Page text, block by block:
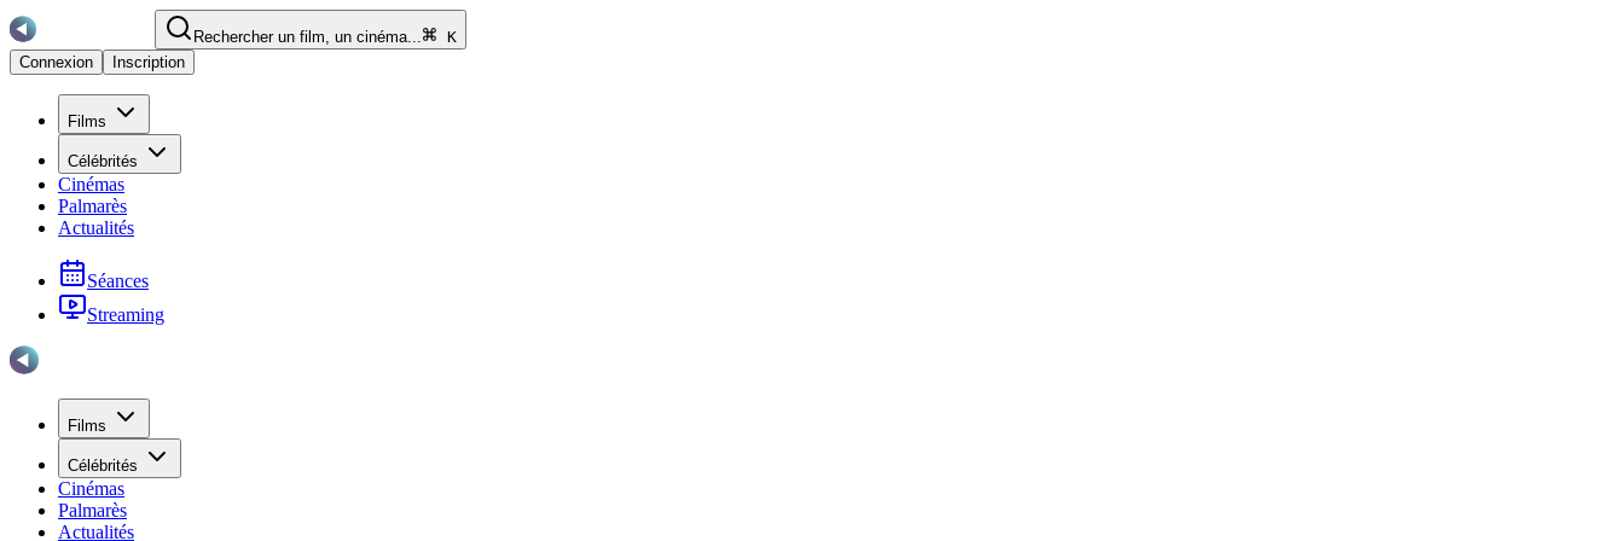
Rechercher un film, un cinéma...
K
Connexion
Inscription
Films
Célébrités
Cinémas
Palmarès
Actualités
Séances
Streaming
Films
Célébrités
Cinémas
Palmarès
Actualités